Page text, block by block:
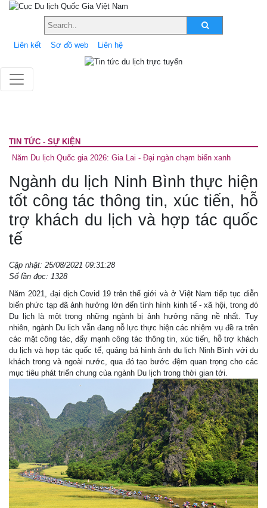
Liên kết Sơ đồ web Liên hệ
TIN TỨC - SỰ KIỆN
Năm Du lịch Quốc gia 2026: Gia Lai - Đại ngàn chạm biển xanh
Ngành du lịch Ninh Bình thực hiện
tốt công tác thông tin, xúc tiến, hỗ
trợ khách du lịch và hợp tác quốc
tế
Cập nhật: 25/08/2021 09:31:28
Số lần đọc: 1328
Năm 2021, đại dịch Covid 19 trên thế giới và ở Việt Nam tiếp tục diễn
biến phức tạp đã ảnh hưởng lớn đến tình hình kinh tế - xã hội, trong đó
Du lịch là một trong những ngành bị ảnh hưởng nặng nề nhất. Tuy
nhiên, ngành Du lịch vẫn đang nỗ lực thực hiện các nhiệm vụ đề ra trên
các mặt công tác, đẩy mạnh công tác thông tin, xúc tiến, hỗ trợ khách
du lịch và hợp tác quốc tế, quảng bá hình ảnh du lịch Ninh Bình với du
khách trong và ngoài nước, qua đó tạo bước đệm quan trọng cho các
mục tiêu phát triển chung của ngành Du lịch trong thời gian tới.